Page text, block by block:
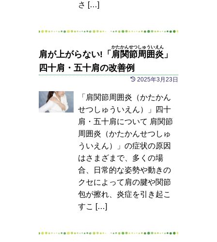
さ […]
肩が上がらない!「 肩関節周囲炎
かたかんせつしゅういえん
」
四十肩・五十肩の改善例
2025年3月23日
「肩関節周囲炎（かたかん
せつしゅういえん）」四十
肩・五十肩について 肩関節
周囲炎（かたかんせつしゅ
ういえん）」の症状の原因
はさまざまで、多くの場
合、日常的な姿勢や動きの
クセによって肩の腱や関節
包が擦れ、炎症を引き起こ
すこ […]